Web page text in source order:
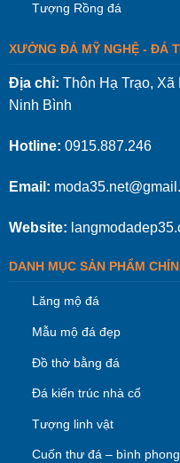
Tượng Rồng đá
XƯỞNG ĐÁ MỸ NGHỆ - ĐÁ
Địa chỉ: Thôn Hạ Trạo,
Ninh Bình
Hotline: 0915.887.246
Email:
Website:
DANH MỤC SẢN PHẨM
Lăng mộ đá
Mẫu mộ đá đẹp
Đồ thờ bằng đá
Đá kiến trúc nhà cổ
Tượng linh vật
Cuốn thư đá – bình